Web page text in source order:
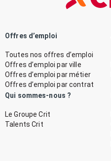
Offres d’emploi
Toutes nos offres d’emploi
Offres d’emploi par ville
Offres d’emploi par métier
Offres d’emploi par contrat
Qui sommes-nous ?
Le Groupe Crit
Talents Crit